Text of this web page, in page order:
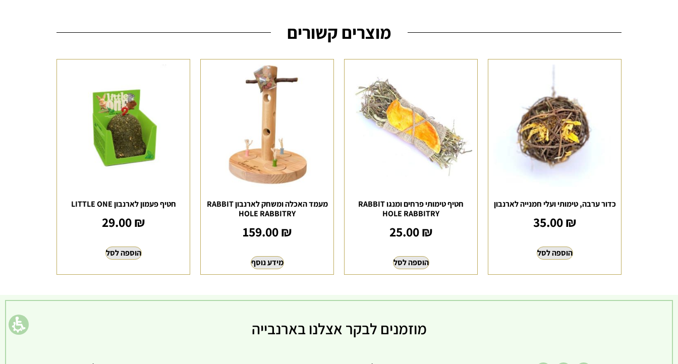
מוצרים קשורים
כדור ערבה, טימותי ועלי חמנייה לארנבון
35.00₪
הוספה לסל
חטיף טימותי פרחים ומנגו RABBIT
HOLE RABBITRY
25.00₪
הוספה לסל
מעמד האכלה ומשחק לארנבון RABBIT
HOLE RABBITRY
159.00₪
מידע נוסף
חטיף פעמון לארנבון LITTLE ONE
29.00₪
הוספה לסל
מוזמנים לבקר אצלנו בארנבייה